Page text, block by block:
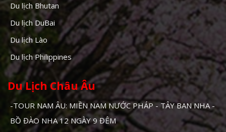
Du lịch Bhutan
Du lịch DuBai
Du lịch Lào
Du lịch Philippines
Du Lịch Châu Âu
-TOUR NAM ÂU: MIỀN NAM NƯỚC PHÁP - TÂY BAN NHA -
BỒ ĐÀO NHA 12 NGÀY 9 ĐÊM